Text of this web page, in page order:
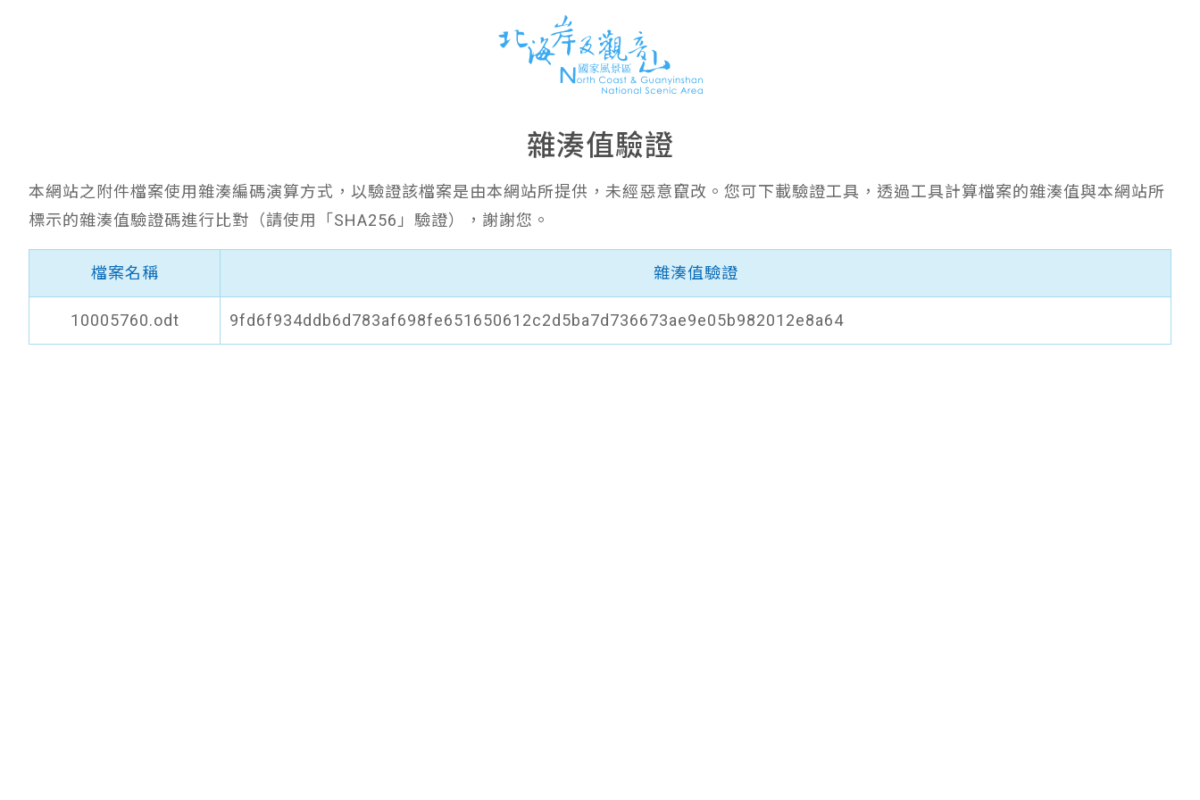
雜湊值驗證
本網站之附件檔案使用雜湊編碼演算方式，以驗證該檔案是由本網站所提供，未經惡意竄改。您可下載驗證工具，透過工具計算檔案的雜湊值與本網站所
標示的雜湊值驗證碼進行比對（請使用「SHA256」驗證），謝謝您。
檔案名稱 雜湊值驗證
10005760.odt 9fd6f934ddb6d783af698fe651650612c2d5ba7d736673ae9e05b982012e8a64